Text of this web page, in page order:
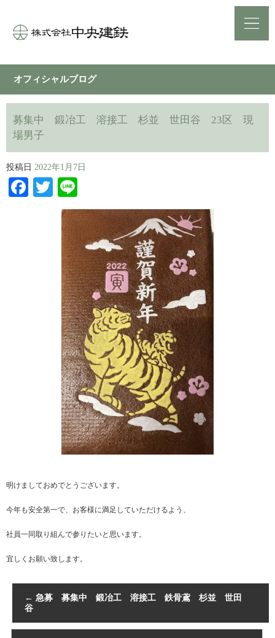
オフィシャルブログ
募集中 鍛冶工 溶接工 杉並 世田谷 23区 現
場男子
投稿日 2022年1月7日
Facebook
Twitter
明けましておめでとうございます。
今年も安全第一で、お客様に満足していただけるよう、
社員一同取り組んで参りたいと思います。
宜しくお願い致します。
← 急募 募集中 鍛冶工 溶接工 鉄骨鳶 杉並 世田
谷